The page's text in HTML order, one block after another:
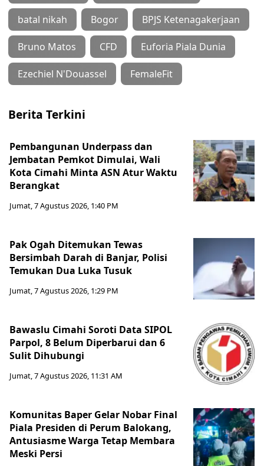
batal nikah Bogor BPJS Ketenagakerjaan
Bruno Matos CFD Euforia Piala Dunia
Ezechiel N'Douassel FemaleFit
Berita Terkini
Pembangunan Underpass dan
Jembatan Pemkot Dimulai, Wali
Kota Cimahi Minta ASN Atur Waktu
Berangkat
Jumat, 7 Agustus 2026, 1:40 PM
Pak Ogah Ditemukan Tewas
Bersimbah Darah di Banjar, Polisi
Temukan Dua Luka Tusuk
Jumat, 7 Agustus 2026, 1:29 PM
Bawaslu Cimahi Soroti Data SIPOL
Parpol, 8 Belum Diperbarui dan 6
Sulit Dihubungi
Jumat, 7 Agustus 2026, 11:31 AM
Komunitas Baper Gelar Nobar Final
Piala Presiden di Perum Balokang,
Antusiasme Warga Tetap Membara
Meski Persi